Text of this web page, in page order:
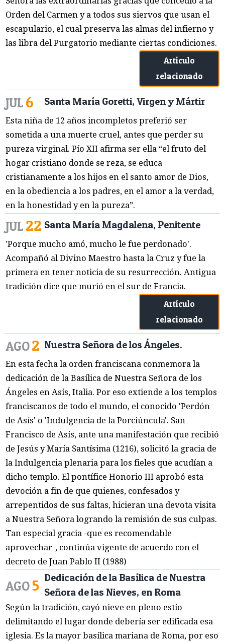
Orden del Carmen y a todos sus siervos que usan el
escapulario, el cual preserva las almas del infierno y
las libra del Purgatorio mediante ciertas condiciones.
Artículo
relacionado
JUL 6 Santa María Goretti, Virgen y Mártir
Esta niña de 12 años incompletos preferió ser
sometida a una muerte cruel, antes que perder su
pureza virginal. Pío XII afirma ser ella “el fruto del
hogar cristiano donde se reza, se educa
cristianamente a los hijos en el santo amor de Dios,
en la obediencia a los padres, en el amor a la verdad,
en la honestidad y en la pureza”.
JUL22 Santa María Magdalena, Penitente
'Porque mucho amó, mucho le fue perdonado'.
Acompañó al Divino Maestro hasta la Cruz y fue la
primera en tener noticia de su resurrección. Antigua
tradición dice que murió en el sur de Francia.
Artículo
relacionado
AGO2 Nuestra Señora de los Ángeles.
En esta fecha la orden franciscana conmemora la
dedicación de la Basílica de Nuestra Señora de los
Ángeles en Asís, Italia. Por eso extiende a los templos
franciscanos de todo el mundo, el conocido 'Perdón
de Asís' o 'Indulgencia de la Porciúncula'. San
Francisco de Asís, ante una manifestación que recibió
de Jesús y María Santísima (1216), solicitó la gracia de
la Indulgencia plenaria para los fieles que acudían a
dicho templo. El pontífice Honorio III aprobó esta
devoción a fin de que quienes, confesados y
arrepentidos de sus faltas, hicieran una devota visita
a Nuestra Señora logrando la remisión de sus culpas.
Tan especial gracia -que es recomendable
aprovechar-, continúa vigente de acuerdo con el
decreto de Juan Pablo II (1988)
AGO5 Dedicación de la Basílica de Nuestra
Señora de las Nieves, en Roma
Según la tradición, cayó nieve en pleno estío
delimitando el lugar donde debería ser edificada esa
iglesia. Es la mayor basílica mariana de Roma, por eso